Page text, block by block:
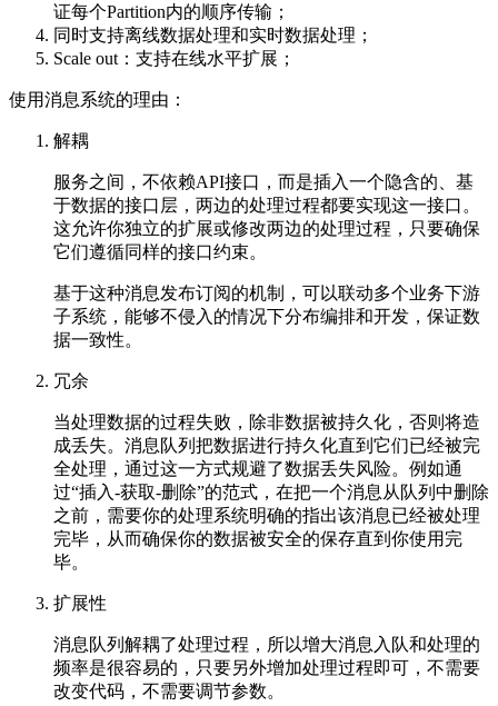
证每个Partition内的顺序传输；
同时支持离线数据处理和实时数据处理；
Scale out：支持在线水平扩展；
使用消息系统的理由：
解耦
服务之间，不依赖API接口，而是插入一个隐含的、基
于数据的接口层，两边的处理过程都要实现这一接口。
这允许你独立的扩展或修改两边的处理过程，只要确保
它们遵循同样的接口约束。
基于这种消息发布订阅的机制，可以联动多个业务下游
子系统，能够不侵入的情况下分布编排和开发，保证数
据一致性。
冗余
当处理数据的过程失败，除非数据被持久化，否则将造
成丢失。消息队列把数据进行持久化直到它们已经被完
全处理，通过这一方式规避了数据丢失风险。例如通
过“插入-获取-删除”的范式，在把一个消息从队列中删除
之前，需要你的处理系统明确的指出该消息已经被处理
完毕，从而确保你的数据被安全的保存直到你使用完
毕。
扩展性
消息队列解耦了处理过程，所以增大消息入队和处理的
频率是很容易的，只要另外增加处理过程即可，不需要
改变代码，不需要调节参数。